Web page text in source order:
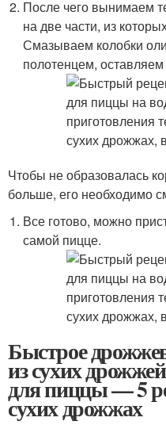
После чего вынимаем
на две части, из
Смазываем колобки
полотенцем,
Чтобы не образовалась
больше, его необходимо
Все готово, можно
самой пицце.
Быстрое
из сухих
для пиццы — 5
сухих дрожжах